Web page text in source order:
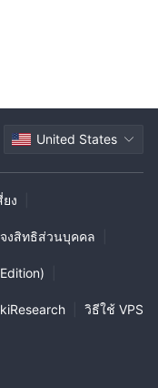
นอย่างเป็นทางการใด
ทำให้นักลงทุนไม่
ะนำให้ใช้แพลตฟอร์มที่ได้
United States
ง
งสิทธิส่วนบุคคล
วิธีใช้ VPS